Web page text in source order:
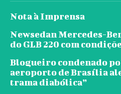
Nota à Imprensa
Newsedan Mercedes-
do GLB 220 com
Blogueiro condenado
aeroporto de Brasília
trama diabólica”